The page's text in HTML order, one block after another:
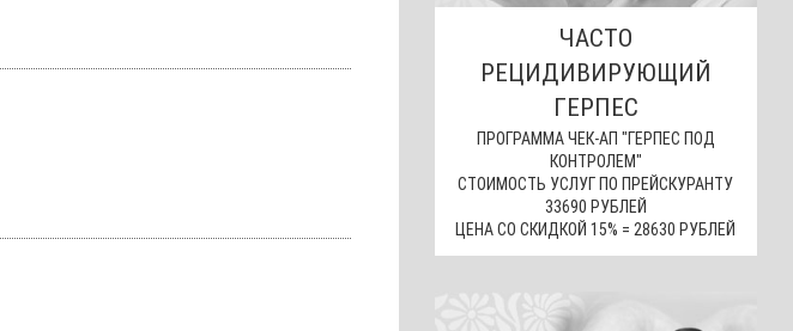
ЧАСТО
РЕЦИДИВИРУЮЩИЙ
ГЕРПЕС
ПРОГРАММА ЧЕК-АП "ГЕРПЕС ПОД
КОНТРОЛЕМ"
СТОИМОСТЬ УСЛУГ ПО ПРЕЙСКУРАНТУ
33690 РУБЛЕЙ
ЦЕНА СО СКИДКОЙ 15% = 28630 РУБЛЕЙ